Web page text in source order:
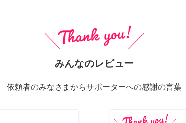
みんなのレビュー
依頼者のみなさまからサポーターへの感謝の言葉